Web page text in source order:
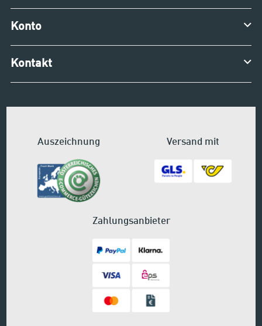
Konto
Kontakt
Auszeichnung Versand mit
Zahlungsanbieter